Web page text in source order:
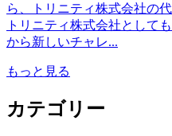
ら、トリニティ株式会社の
トリニティ株式会社として
から新しいチャレ...
もっと見る
カテゴリー